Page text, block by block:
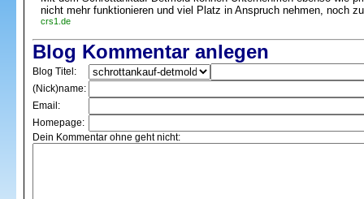
nicht mehr funktionieren und viel Platz in Anspruch nehmen, noch
crs1.de
Blog Kommentar anlegen
Blog Titel:
(Nick)name:
Email:
Homepage:
Dein Kommentar ohne geht nicht: